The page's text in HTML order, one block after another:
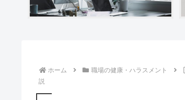
ホーム 職場の健康・ハラスメント
説